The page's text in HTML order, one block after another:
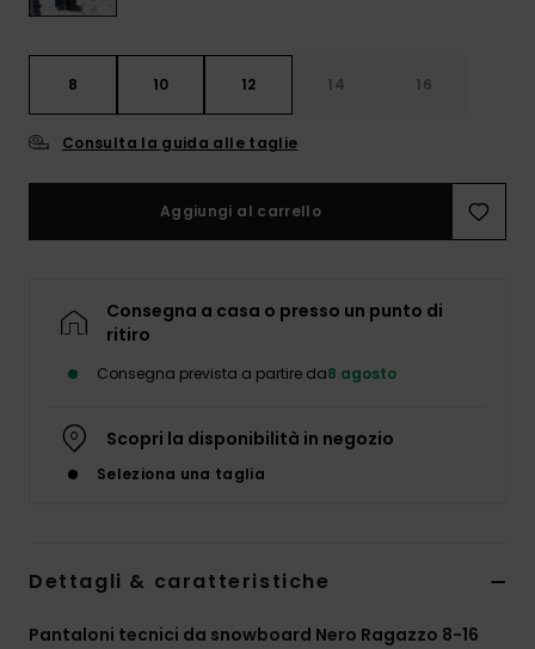
8 10 12 14 16
Consulta la guida alle taglie
Aggiungi al carrello
Consegna a casa o presso un punto di
ritiro
Consegna prevista a partire da8 agosto
Scopri la disponibilità in negozio
Seleziona una taglia
Dettagli & caratteristiche
Pantaloni tecnici da snowboard Nero Ragazzo 8-16